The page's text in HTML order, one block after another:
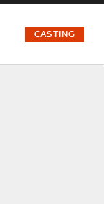
FACTOR
CASTING